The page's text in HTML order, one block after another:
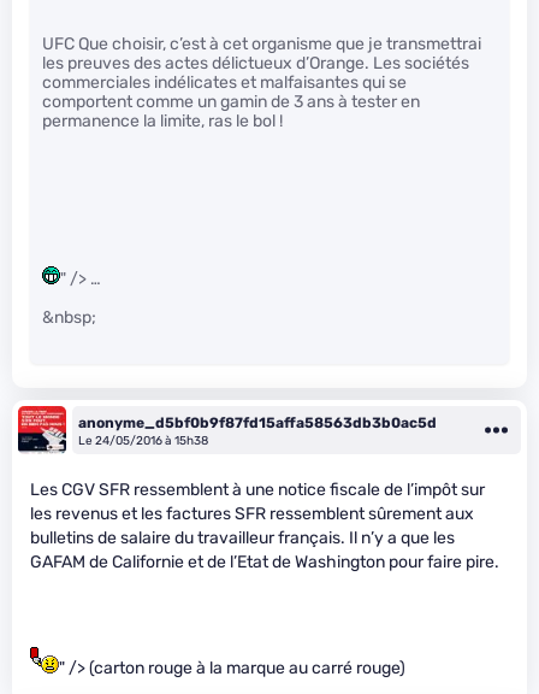
UFC Que choisir, c’est à cet organisme que je transmettrai
les preuves des actes délictueux d’Orange. Les sociétés
commerciales indélicates et malfaisantes qui se
comportent comme un gamin de 3 ans à tester en
permanence la limite, ras le bol !
" /> …
&nbsp;
anonyme_d5bf0b9f87fd15affa58563db3b0ac5d
Le 24/05/2016 à 15h38
Les CGV SFR ressemblent à une notice fiscale de l’impôt sur
les revenus et les factures SFR ressemblent sûrement aux
bulletins de salaire du travailleur français. Il n’y a que les
GAFAM de Californie et de l’Etat de Washington pour faire pire.
" /> (carton rouge à la marque au carré rouge)